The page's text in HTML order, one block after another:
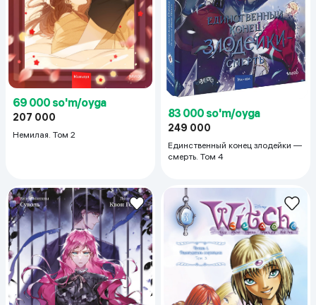
69 000 so'm/oyga
207 000
Немилая. Том 2
83 000 so'm/oyga
249 000
Единственный конец злодейки —
смерть. Том 4